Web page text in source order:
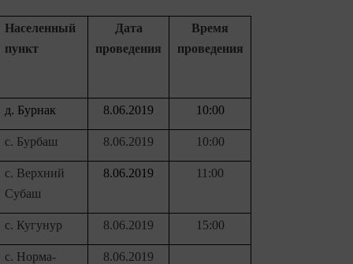
Населенный
пункт
Дата
проведения
Время
проведения
д. Бурнак 8.06.2019 10:00
с. Бурбаш 8.06.2019 10:00
с. Верхний
Субаш
8.06.2019 11:00
с. Кугунур 8.06.2019 15:00
с. Норма-
8.06.2019